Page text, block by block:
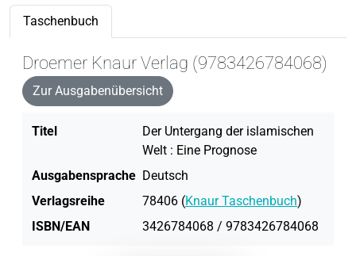
Taschenbuch
Droemer Knaur Verlag (9783426784068)
Zur Ausgabenübersicht
Titel
Der Untergang der islamischen
Welt : Eine Prognose
Ausgabensprache Deutsch
Verlagsreihe
78406 (Knaur Taschenbuch)
ISBN/EAN
3426784068 / 9783426784068